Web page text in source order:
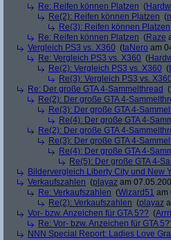
Re: Reifen können Platzen (
Re(2): Reifen können Platzen (
Re(3): Reifen können Platzen
Re: Reifen können Platzen (Raze
Vergleich PS3 vs. X360 (taNero am
Re: Vergleich PS3 vs. X360 (
Re(2): Vergleich PS3 vs. X360 (
Re(3): Vergleich PS3 vs. X360
Re: Der große GTA 4-Sammelthread (
Re(2): Der große GTA 4-
Re(3): Der große GTA 4-
Re(4): Der große GTA 4-
Re(2): Der große GTA 4-
Re(3): Der große GTA 4-
Re(4): Der große GTA 4-
Re(5): Der große GTA 4-
Bildervergleich Liberty City und New
Verkaufszahlen (playaz am
Re: Verkaufszahlen (Wizard51 am
Re(2): Verkaufszahlen (playaz
Vor- bzw. Anzeichen für GTA 5?? (
Re: Vor- bzw. Anzeichen für GTA
NNN Special Report: Ladies Love